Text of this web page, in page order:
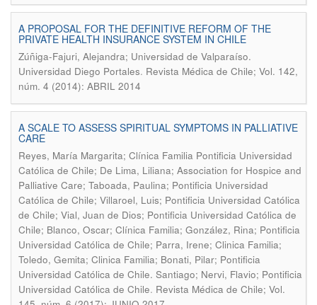
A PROPOSAL FOR THE DEFINITIVE REFORM OF THE
PRIVATE HEALTH INSURANCE SYSTEM IN CHILE
Zúñiga-Fajuri, Alejandra; Universidad de Valparaíso.
Universidad Diego Portales. Revista Médica de Chile; Vol. 142,
núm. 4 (2014): ABRIL 2014
A SCALE TO ASSESS SPIRITUAL SYMPTOMS IN PALLIATIVE
CARE
Reyes, María Margarita; Clínica Familia Pontificia Universidad
Católica de Chile; De Lima, Liliana; Association for Hospice and
Palliative Care; Taboada, Paulina; Pontificia Universidad
Católica de Chile; Villaroel, Luis; Pontificia Universidad Católica
de Chile; Vial, Juan de Dios; Pontificia Universidad Católica de
Chile; Blanco, Oscar; Clínica Familia; González, Rina; Pontificia
Universidad Católica de Chile; Parra, Irene; Clinica Familia;
Toledo, Gemita; Clinica Familia; Bonati, Pilar; Pontificia
Universidad Católica de Chile. Santiago; Nervi, Flavio; Pontificia
Universidad Católica de Chile. Revista Médica de Chile; Vol.